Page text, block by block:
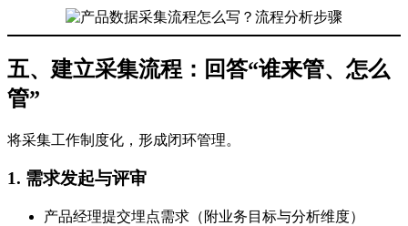
五、建立采集流程：回答“谁来管、怎么
管”
将采集工作制度化，形成闭环管理。
1. 需求发起与评审
产品经理提交埋点需求（附业务目标与分析维度）